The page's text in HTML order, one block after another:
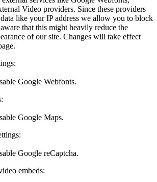
Video providers. Since these providers
like your IP address we allow you to block
that this might heavily reduce the
of our site. Changes will take effect
Google Webfonts.
Google Maps.
Google reCaptcha.
embeds: